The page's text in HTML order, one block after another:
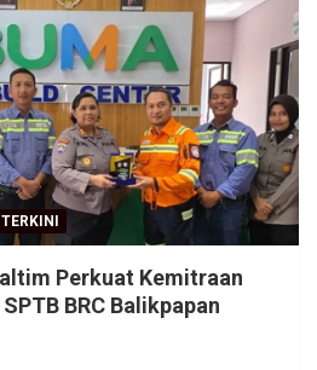
Perkuat Kemitraan
BRC Balikpapan